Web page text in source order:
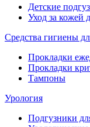
Детские
Уход за кожей
Средства гигиены
Прокладки
Прокладки
Тампоны
Урология
Подгузники